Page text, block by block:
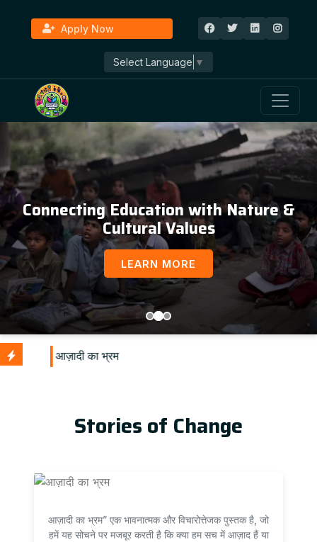
Apply Now
Select Language ▼
Connecting Education with Nature &
Cultural Values
LEARN MORE
Stories of Change
आज़ादी का भ्रम” एक भावनात्मक और विचारोत्तेजक पुस्तक है, जो
हमें यह सोचने पर मजबूर करती है कि क्या हम सच में आज़ाद हैं या